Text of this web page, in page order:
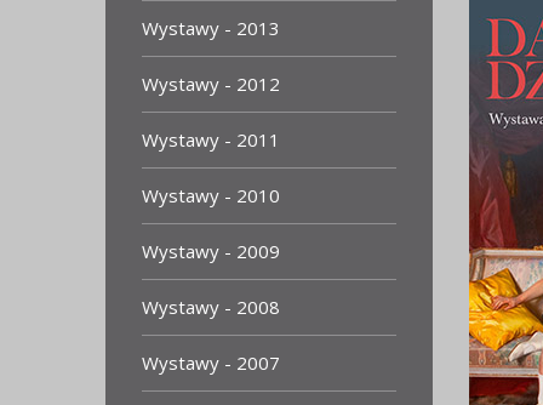
Wystawy - 2013
Wystawy - 2012
Wystawy - 2011
Wystawy - 2010
Wystawy - 2009
Wystawy - 2008
Wystawy - 2007